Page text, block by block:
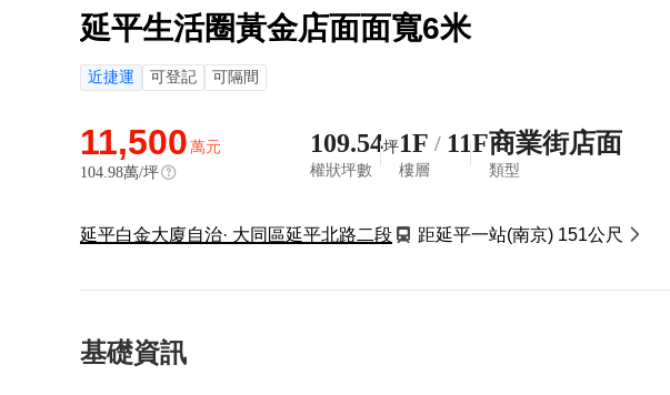
延平生活圈黃金店面面寬6米
近捷運 可登記 可隔間
11,500萬元
104.98萬/坪
109.54坪
權狀坪數
1F / 11F
樓層
商業街店面
類型
延平白金大廈自治· 大同區延平北路二段 距延平一站(南京) 151公尺
基礎資訊